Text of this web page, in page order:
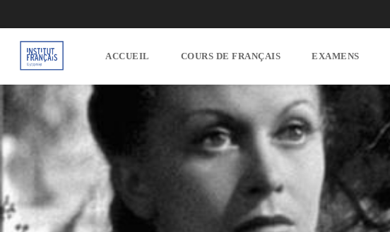
ACCUEIL COURS DE FRANÇAIS EXAMENS